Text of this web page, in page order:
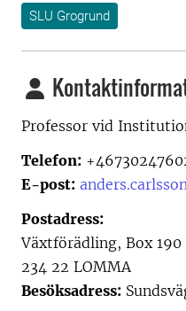
SLU Grogrund
Professor vid
Telefon:
E-post:
Postadress:
Växtförädling, Box 190
234 22 LOMMA
Besöksadress: